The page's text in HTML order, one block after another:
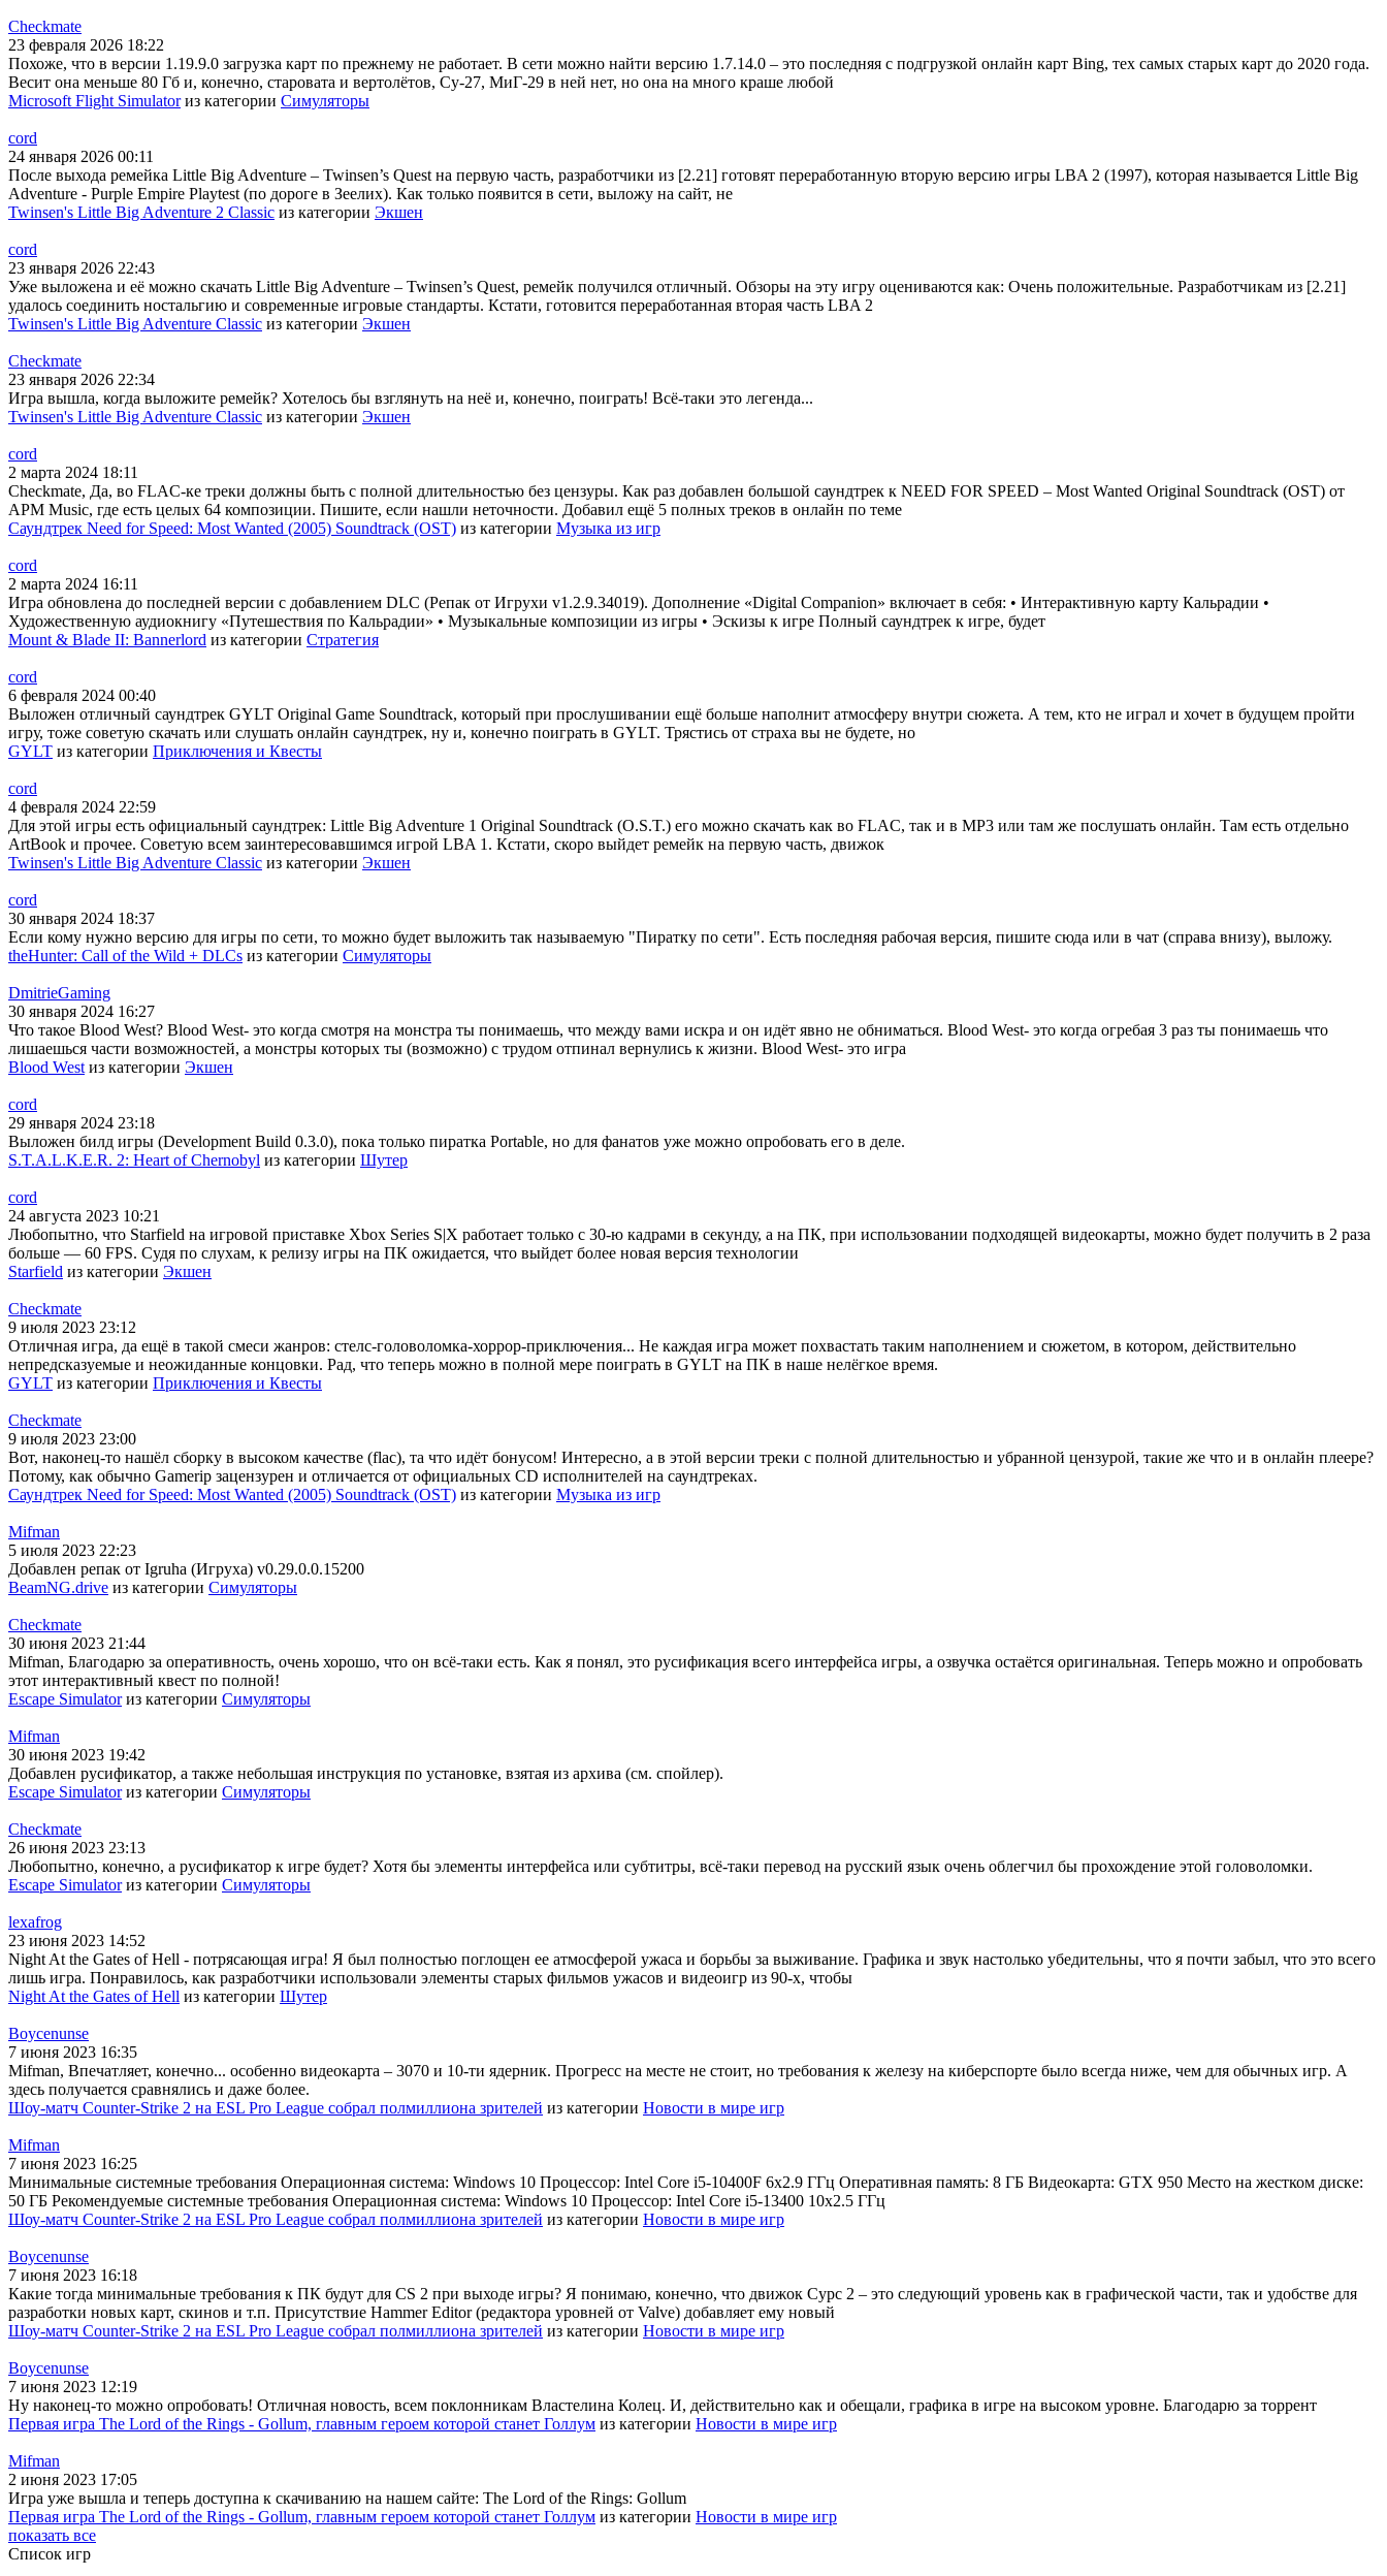
Checkmate
23 февраля 2026 18:22
Похоже, что в версии 1.19.9.0 загрузка карт по прежнему не работает. В сети можно найти версию 1.7.14.0 – это последняя с подгрузкой онлайн карт Bing, тех самых старых карт до 2020 года.
Весит она меньше 80 Гб и, конечно, старовата и вертолётов, Су-27, МиГ-29 в ней нет, но она на много краше любой
Microsoft Flight Simulatorиз категории Симуляторы
cord
24 января 2026 00:11
После выхода ремейка Little Big Adventure – Twinsen’s Quest на первую часть, разработчики из [2.21] готовят переработанную вторую версию игры LBA 2 (1997), которая называется Little Big
Adventure - Purple Empire Playtest (по дороге в Зеелих). Как только появится в сети, выложу на сайт, не
Twinsen's Little Big Adventure 2 Classic из категории Экшен
cord
23 января 2026 22:43
Уже выложена и её можно скачать Little Big Adventure – Twinsen’s Quest, ремейк получился отличный. Обзоры на эту игру оцениваются как: Очень положительные. Разработчикам из [2.21]
удалось соединить ностальгию и современные игровые стандарты. Кстати, готовится переработанная вторая часть LBA 2
Twinsen's Little Big Adventure Classic из категории Экшен
Checkmate
23 января 2026 22:34
Игра вышла, когда выложите ремейк? Хотелось бы взглянуть на неё и, конечно, поиграть! Всё-таки это легенда...
Twinsen's Little Big Adventure Classic из категории Экшен
cord
2 марта 2024 18:11
Checkmate, Да, во FLAC-ке треки должны быть с полной длительностью без цензуры. Как раз добавлен большой саундтрек к NEED FOR SPEED – Most Wanted Original Soundtrack (OST) от
APM Music, где есть целых 64 композиции. Пишите, если нашли неточности. Добавил ещё 5 полных треков в онлайн по теме
Саундтрек Need for Speed: Most Wanted (2005) Soundtrack (OST) из категории Музыка из игр
cord
2 марта 2024 16:11
Игра обновлена до последней версии с добавлением DLC (Репак от Игрухи v1.2.9.34019). Дополнение «Digital Companion» включает в себя: • Интерактивную карту Кальрадии •
Художественную аудиокнигу «Путешествия по Кальрадии» • Музыкальные композиции из игры • Эскизы к игре Полный саундтрек к игре, будет
Mount & Blade II: Bannerlord из категории Стратегия
cord
6 февраля 2024 00:40
Выложен отличный саундтрек GYLT Original Game Soundtrack, который при прослушивании ещё больше наполнит атмосферу внутри сюжета. А тем, кто не играл и хочет в будущем пройти
игру, тоже советую скачать или слушать онлайн саундтрек, ну и, конечно поиграть в GYLT. Трястись от страха вы не будете, но
GYLT из категории Приключения и Квесты
cord
4 февраля 2024 22:59
Для этой игры есть официальный саундтрек: Little Big Adventure 1 Original Soundtrack (O.S.T.) его можно скачать как во FLAC, так и в MP3 или там же послушать онлайн. Там есть отдельно
ArtBook и прочее. Советую всем заинтересовавшимся игрой LBA 1. Кстати, скоро выйдет ремейк на первую часть, движок
Twinsen's Little Big Adventure Classic из категории Экшен
cord
30 января 2024 18:37
Если кому нужно версию для игры по сети, то можно будет выложить так называемую "Пиратку по сети". Есть последняя рабочая версия, пишите сюда или в чат (справа внизу), выложу.
theHunter: Call of the Wild + DLCs из категории Симуляторы
DmitrieGaming
30 января 2024 16:27
Что такое Blood West? Blood West- это когда смотря на монстра ты понимаешь, что между вами искра и он идёт явно не обниматься. Blood West- это когда огребая 3 раз ты понимаешь что
лишаешься части возможностей, а монстры которых ты (возможно) с трудом отпинал вернулись к жизни. Blood West- это игра
Blood West из категории Экшен
cord
29 января 2024 23:18
Выложен билд игры (Development Build 0.3.0), пока только пиратка Portable, но для фанатов уже можно опробовать его в деле.
S.T.A.L.K.E.R. 2: Heart of Chernobyl из категории Шутер
cord
24 августа 2023 10:21
Любопытно, что Starfield на игровой приставке Xbox Series S|X работает только с 30-ю кадрами в секунду, а на ПК, при использовании подходящей видеокарты, можно будет получить в 2 раза
больше — 60 FPS. Судя по слухам, к релизу игры на ПК ожидается, что выйдет более новая версия технологии
Starfield из категории Экшен
Checkmate
9 июля 2023 23:12
Отличная игра, да ещё в такой смеси жанров: стелс-головоломка-хоррор-приключения... Не каждая игра может похвастать таким наполнением и сюжетом, в котором, действительно
непредсказуемые и неожиданные концовки. Рад, что теперь можно в полной мере поиграть в GYLT на ПК в наше нелёгкое время.
GYLT из категории Приключения и Квесты
Checkmate
9 июля 2023 23:00
Вот, наконец-то нашёл сборку в высоком качестве (flac), та что идёт бонусом! Интересно, а в этой версии треки с полной длительностью и убранной цензурой, такие же что и в онлайн плеере?
Потому, как обычно Gamerip зацензурен и отличается от официальных CD исполнителей на саундтреках.
Саундтрек Need for Speed: Most Wanted (2005) Soundtrack (OST) из категории Музыка из игр
Mifman
5 июля 2023 22:23
Добавлен репак от Igruha (Игруха) v0.29.0.0.15200
BeamNG.drive из категории Симуляторы
Checkmate
30 июня 2023 21:44
Mifman, Благодарю за оперативность, очень хорошо, что он всё-таки есть. Как я понял, это русификация всего интерфейса игры, а озвучка остаётся оригинальная. Теперь можно и опробовать
этот интерактивный квест по полной!
Escape Simulatorиз категории Симуляторы
Mifman
30 июня 2023 19:42
Добавлен русификатор, а также небольшая инструкция по установке, взятая из архива (см. спойлер).
Escape Simulatorиз категории Симуляторы
Checkmate
26 июня 2023 23:13
Любопытно, конечно, а русификатор к игре будет? Хотя бы элементы интерфейса или субтитры, всё-таки перевод на русский язык очень облегчил бы прохождение этой головоломки.
Escape Simulatorиз категории Симуляторы
lexafrog
23 июня 2023 14:52
Night At the Gates of Hell - потрясающая игра! Я был полностью поглощен ее атмосферой ужаса и борьбы за выживание. Графика и звук настолько убедительны, что я почти забыл, что это всего
лишь игра. Понравилось, как разработчики использовали элементы старых фильмов ужасов и видеоигр из 90-х, чтобы
Night At the Gates of Hell из категории Шутер
Boycenunse
7 июня 2023 16:35
Mifman, Впечатляет, конечно... особенно видеокарта – 3070 и 10-ти ядерник. Прогресс на месте не стоит, но требования к железу на киберспорте было всегда ниже, чем для обычных игр. А
здесь получается сравнялись и даже более.
Шоу-матч Counter-Strike 2 на ESL Pro League собрал полмиллиона зрителей из категории Новости в мире игр
Mifman
7 июня 2023 16:25
Минимальные системные требования Операционная система: Windows 10 Процессор: Intel Core i5-10400F 6x2.9 ГГц Оперативная память: 8 ГБ Видеокарта: GTX 950 Место на жестком диске:
50 ГБ Рекомендуемые системные требования Операционная система: Windows 10 Процессор: Intel Core i5-13400 10x2.5 ГГц
Шоу-матч Counter-Strike 2 на ESL Pro League собрал полмиллиона зрителей из категории Новости в мире игр
Boycenunse
7 июня 2023 16:18
Какие тогда минимальные требования к ПК будут для CS 2 при выходе игры? Я понимаю, конечно, что движок Сурс 2 – это следующий уровень как в графической части, так и удобстве для
разработки новых карт, скинов и т.п. Присутствие Hammer Editor (редактора уровней от Valve) добавляет ему новый
Шоу-матч Counter-Strike 2 на ESL Pro League собрал полмиллиона зрителей из категории Новости в мире игр
Boycenunse
7 июня 2023 12:19
Ну наконец-то можно опробовать! Отличная новость, всем поклонникам Властелина Колец. И, действительно как и обещали, графика в игре на высоком уровне. Благодарю за торрент
Первая игра The Lord of the Rings - Gollum, главным героем которой станет Голлум из категории Новости в мире игр
Mifman
2 июня 2023 17:05
Игра уже вышла и теперь доступна к скачиванию на нашем сайте: The Lord of the Rings: Gollum
Первая игра The Lord of the Rings - Gollum, главным героем которой станет Голлум из категории Новости в мире игр
показать все
Список игр